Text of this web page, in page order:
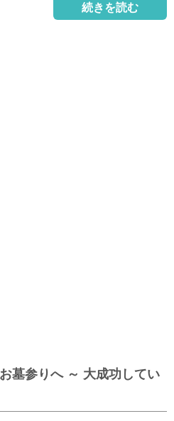
続きを読む
墓参りへ ～ 大成功してい